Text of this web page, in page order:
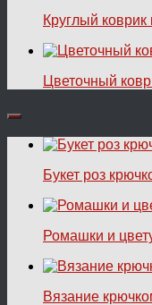
Круглый
Цветочный
Букет роз
Ромашки и
Вязание